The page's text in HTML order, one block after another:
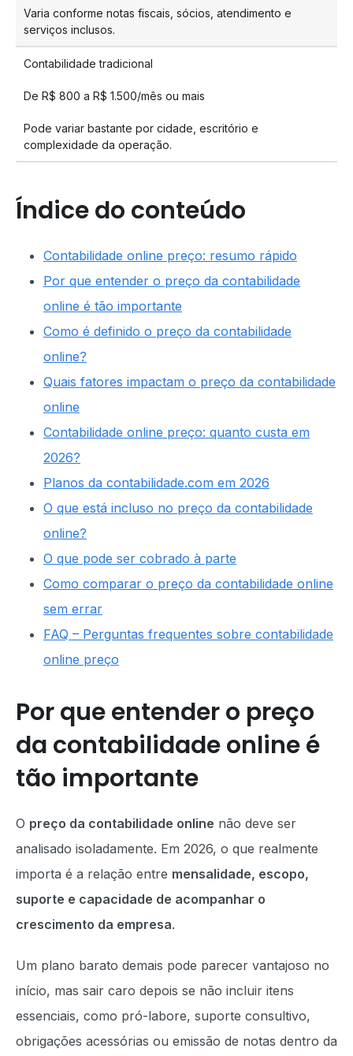
Varia conforme notas fiscais, sócios, atendimento e
serviços inclusos.
Contabilidade tradicional
De R$ 800 a R$ 1.500/mês ou mais
Pode variar bastante por cidade, escritório e
complexidade da operação.
Índice do conteúdo
Contabilidade online preço: resumo rápido
Por que entender o preço da contabilidade
online é tão importante
Como é definido o preço da contabilidade
online?
Quais fatores impactam o preço da contabilidade
online
Contabilidade online preço: quanto custa em
2026?
Planos da contabilidade.com em 2026
O que está incluso no preço da contabilidade
online?
O que pode ser cobrado à parte
Como comparar o preço da contabilidade online
sem errar
FAQ – Perguntas frequentes sobre contabilidade
online preço
Por que entender o preço
da contabilidade online é
tão importante
O preço da contabilidade online não deve ser
analisado isoladamente. Em 2026, o que realmente
importa é a relação entre mensalidade, escopo,
suporte e capacidade de acompanhar o
crescimento da empresa.
Um plano barato demais pode parecer vantajoso no
início, mas sair caro depois se não incluir itens
essenciais, como pró-labore, suporte consultivo,
obrigações acessórias ou emissão de notas dentro da